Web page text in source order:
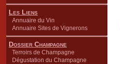
Les Liens
Annuaire du Vin
Annuaire Sites de Vignerons
Dossier Champagne
Terroirs de Champagne
Dégustation du Champagne